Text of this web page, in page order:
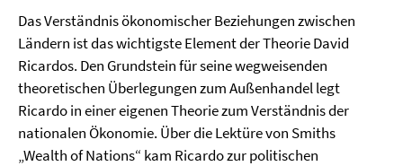
Das Verständnis ökonomischer Beziehungen zwischen
Ländern ist das wichtigste Element der Theorie David
Ricardos. Den Grundstein für seine wegweisenden
theoretischen Überlegungen zum Außenhandel legt
Ricardo in einer eigenen Theorie zum Verständnis der
nationalen Ökonomie. Über die Lektüre von Smiths
„Wealth of Nations“ kam Ricardo zur politischen